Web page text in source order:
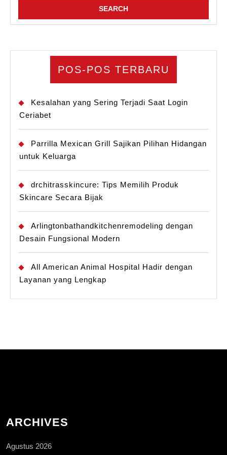
POS-POS TERBARU
Kesalahan yang Sering Terjadi Saat Login
Ceriabet
Parrilla Mexican Grill Sajikan Pilihan Hidangan
untuk Keluarga
drchitrasskincure: Tips Memilih Produk
Skincare Secara Bijak
Arlingtonbathandkitchenremodeling dengan
Desain Fungsional Modern
All American Animal Hospital Hadir dengan
Layanan yang Lengkap
ARCHIVES
Agustus 2026